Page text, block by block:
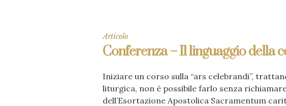
Articolo
Conferenza – Il linguaggio della
Iniziare un corso sulla “ars celebrandi”,
liturgica, non è possibile farlo senza
dell’Esortazione Apostolica Sacramentum